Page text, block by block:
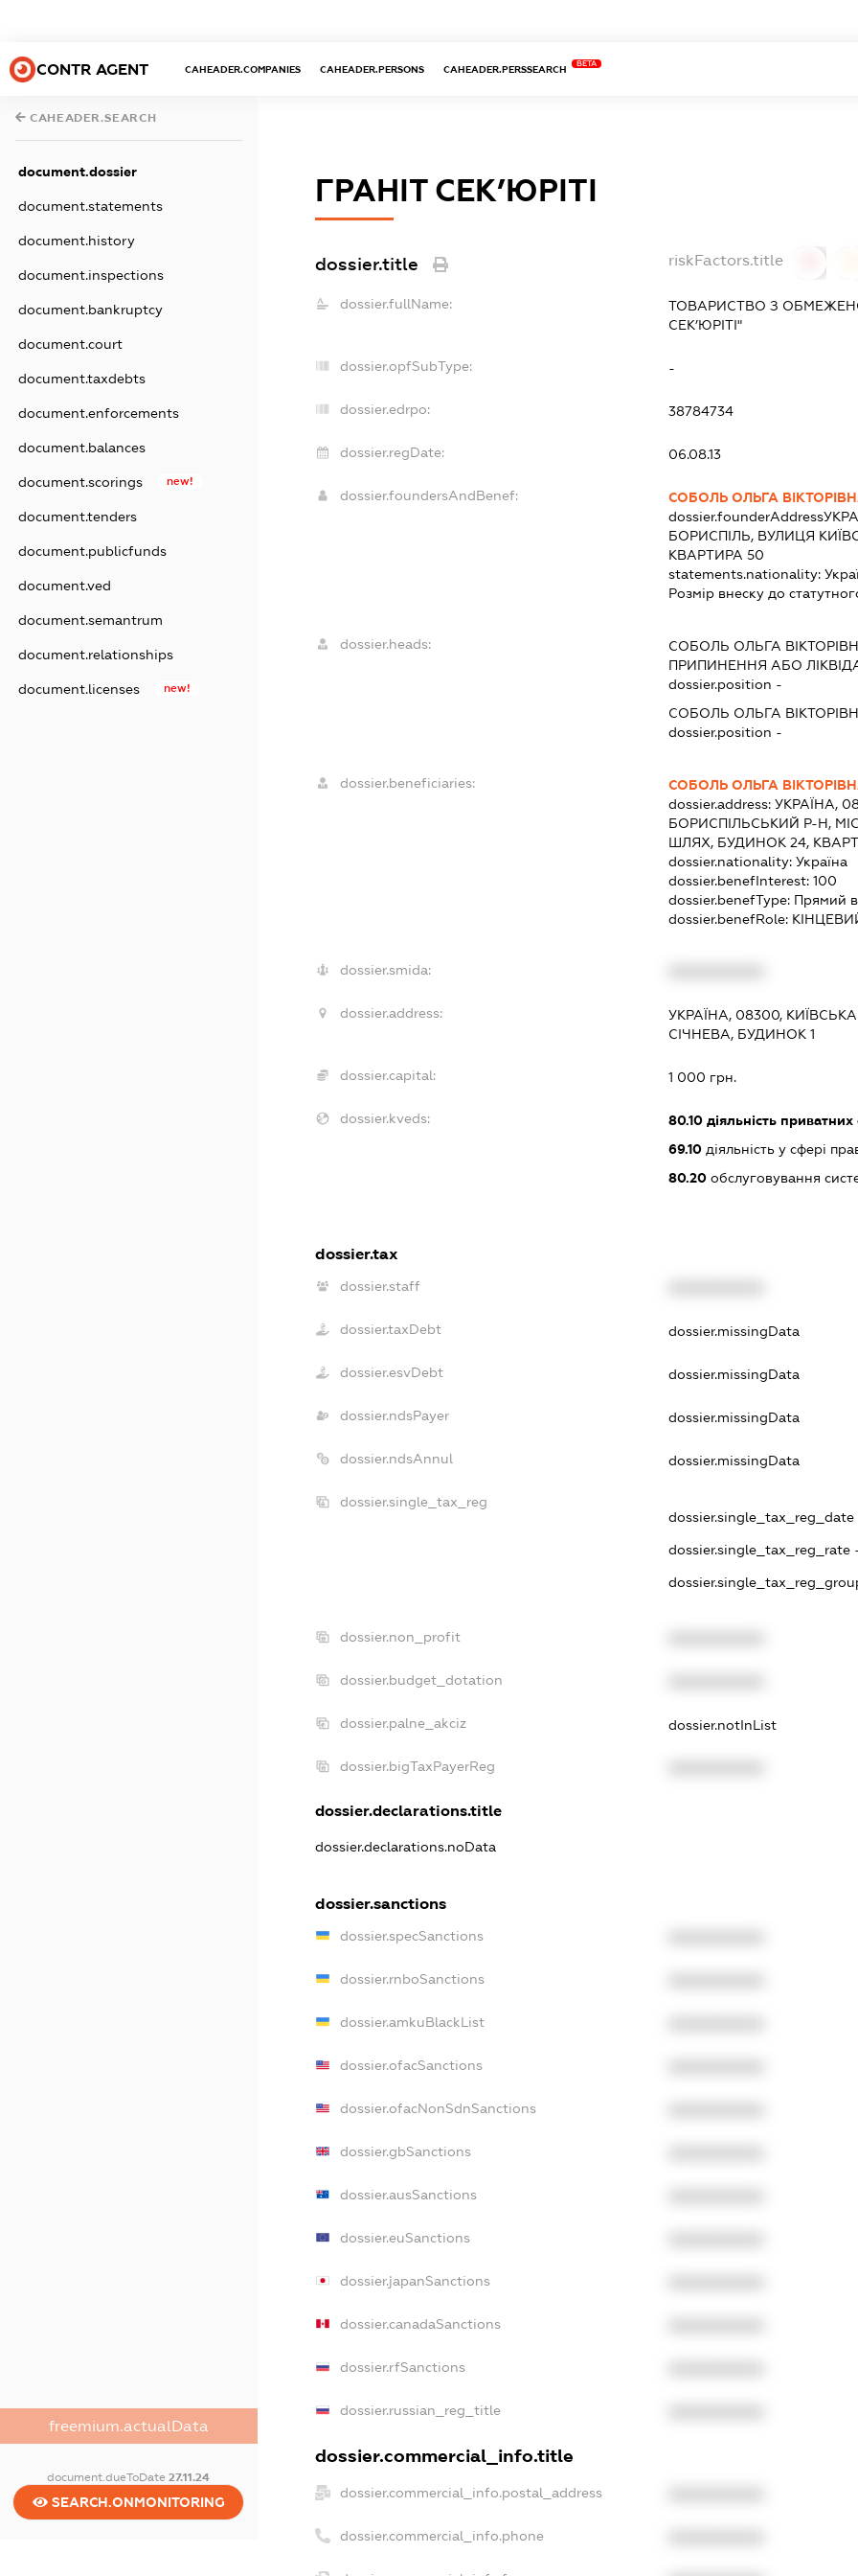
CONTR AGENT CAHEADER.COMPANIES CAHEADER.PERSONS CAHEADER.PERSSEARCH
BETA
CAHEADER.SEARCH
document.dossier
document.statements
document.history
document.inspections
document.bankruptcy
document.court
document.taxdebts
document.enforcements
document.balances
document.scorings new!
document.tenders
document.publicfunds
document.ved
document.semantrum
document.relationships
document.licenses new!
freemium.actualData
document.dueToDate27.11.24
SEARCH.ONMONITORING
ГРАНІТ СЕК’ЮРІТІ
dossier.title riskFactors.title
dossier.fullName:
ТОВАРИСТВО З
СЕК’ЮРІТІ"
dossier.opfSubType: -
dossier.edrpo: 38784734
dossier.regDate: 06.08.13
dossier.foundersAndBenef:
СОБОЛЬ ОЛЬГА
dossier.founderAddress
БОРИСПІЛЬ, ВУЛИЦЯ
КВАРТИРА 50
statements.nationality:
Розмір внеску до
dossier.heads: СОБОЛЬ ОЛЬГА
ПРИПИНЕННЯ АБО
dossier.position -
СОБОЛЬ ОЛЬГА
dossier.position -
dossier.beneficiaries:
СОБОЛЬ ОЛЬГА
dossier.address:УКРАЇНА,
БОРИСПІЛЬСЬКИЙ Р-Н,
ШЛЯХ, БУДИНОК 24,
dossier.nationality:Україна
dossier.benefInterest:100
dossier.benefType: Прямий
dossier.benefRole:
dossier.smida:
dossier.address:
УКРАЇНА, 08300,
СІЧНЕВА, БУДИНОК 1
dossier.capital: 1 000 грн.
dossier.kveds: 80.10 діяльність
69.10 діяльність у сфері
80.20 обслуговування
dossier.tax
dossier.staff
dossier.taxDebt dossier.missingData
dossier.esvDebt dossier.missingData
dossier.ndsPayer dossier.missingData
dossier.ndsAnnul dossier.missingData
dossier.single_tax_reg
dossier.single_tax_reg_date -
dossier.single_tax_reg_rate
dossier.non_profit
dossier.budget_dotation
dossier.palne_akciz dossier.notInList
dossier.bigTaxPayerReg
dossier.declarations.title
dossier.declarations.noData
dossier.sanctions
dossier.specSanctions
dossier.rnboSanctions
dossier.amkuBlackList
dossier.ofacSanctions
dossier.ofacNonSdnSanctions
dossier.gbSanctions
dossier.ausSanctions
dossier.euSanctions
dossier.japanSanctions
dossier.canadaSanctions
dossier.rfSanctions
dossier.russian_reg_title
dossier.commercial_info.title
dossier.commercial_info.postal_address
dossier.commercial_info.phone